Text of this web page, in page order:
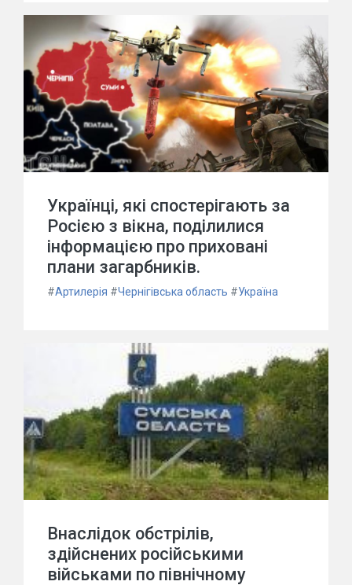
Українці, які спостерігають за
Росією з вікна, поділилися
інформацією про приховані
плани загарбників.
#Артилерія #Чернігівська область #Україна
Внаслідок обстрілів,
здійснених російськими
військами по північному